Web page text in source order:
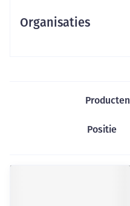
Organisaties
Producten
Sorteer op: